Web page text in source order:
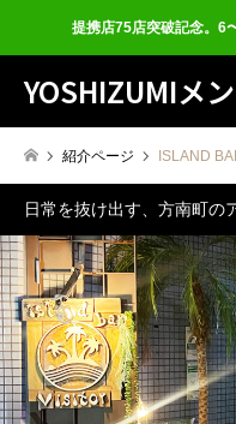
提携店75店突破記念。6
YOSHIZUMIメ
紹介ページ ISLAND
日常を抜け出す、方南町の